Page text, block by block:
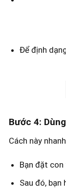
Để định
Bước 4:
Cách này
Bạn đặt
Sau đó, bạn